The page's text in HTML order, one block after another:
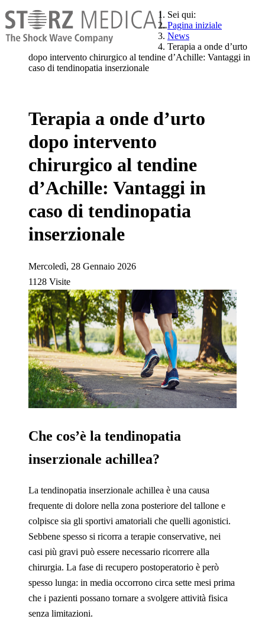
Sei qui:
Pagina iniziale
News
Terapia a onde d’urto
dopo intervento chirurgico al tendine d’Achille: Vantaggi in
caso di tendinopatia inserzionale
Terapia a onde d’urto
dopo intervento
chirurgico al tendine
d’Achille: Vantaggi in
caso di tendinopatia
inserzionale
Mercoledì, 28 Gennaio 2026
1128 Visite
Che cos’è la tendinopatia
inserzionale achillea?
La tendinopatia inserzionale achillea è una causa
frequente di dolore nella zona posteriore del tallone e
colpisce sia gli sportivi amatoriali che quelli agonistici.
Sebbene spesso si ricorra a terapie conservative, nei
casi più gravi può essere necessario ricorrere alla
chirurgia. La fase di recupero postoperatorio è però
spesso lunga: in media occorrono circa sette mesi prima
che i pazienti possano tornare a svolgere attività fisica
senza limitazioni.